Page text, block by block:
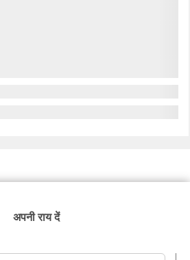
अपनी राय दें